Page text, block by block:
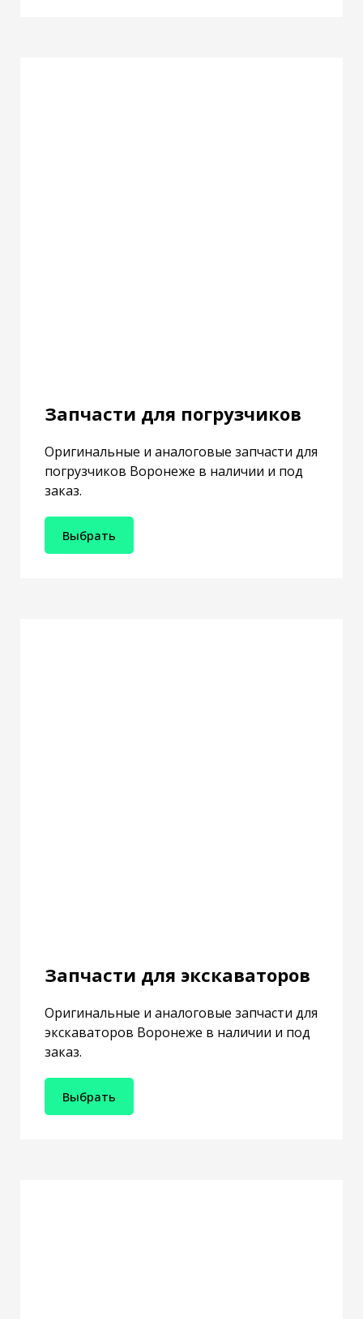
Запчасти для погрузчиков
Оригинальные и аналоговые запчасти для
погрузчиков Воронеже в наличии и под
заказ.
Выбрать
Запчасти для экскаваторов
Оригинальные и аналоговые запчасти для
экскаваторов Воронеже в наличии и под
заказ.
Выбрать